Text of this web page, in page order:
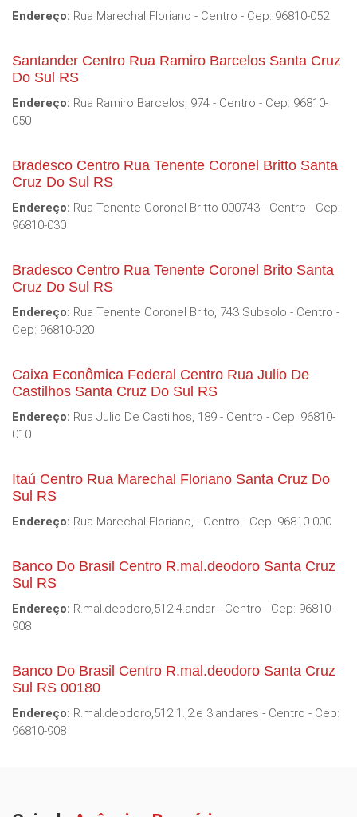
Endereço: Rua Marechal Floriano - Centro - Cep: 96810-052
Santander Centro Rua Ramiro Barcelos Santa Cruz
Do Sul RS
Endereço: Rua Ramiro Barcelos, 974 - Centro - Cep: 96810-
050
Bradesco Centro Rua Tenente Coronel Britto Santa
Cruz Do Sul RS
Endereço: Rua Tenente Coronel Britto 000743 - Centro - Cep:
96810-030
Bradesco Centro Rua Tenente Coronel Brito Santa
Cruz Do Sul RS
Endereço: Rua Tenente Coronel Brito, 743 Subsolo - Centro -
Cep: 96810-020
Caixa Econômica Federal Centro Rua Julio De
Castilhos Santa Cruz Do Sul RS
Endereço: Rua Julio De Castilhos, 189 - Centro - Cep: 96810-
010
Itaú Centro Rua Marechal Floriano Santa Cruz Do
Sul RS
Endereço: Rua Marechal Floriano, - Centro - Cep: 96810-000
Banco Do Brasil Centro R.mal.deodoro Santa Cruz
Sul RS
Endereço: R.mal.deodoro,512 4.andar - Centro - Cep: 96810-
908
Banco Do Brasil Centro R.mal.deodoro Santa Cruz
Sul RS 00180
Endereço: R.mal.deodoro,512 1.,2.e 3.andares - Centro - Cep:
96810-908